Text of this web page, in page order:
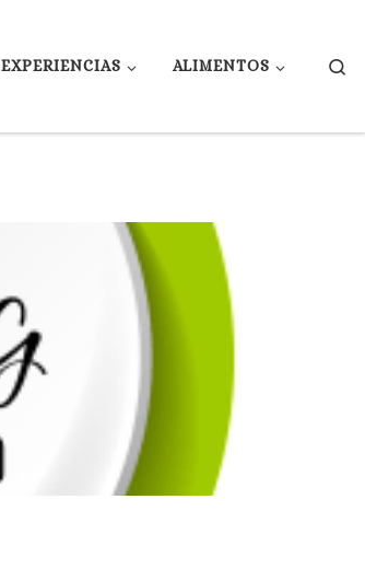
EXPERIENCIAS ALIMENTOS